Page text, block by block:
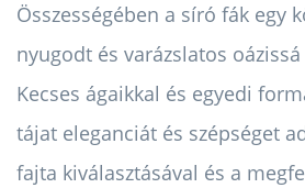
Összességében a síró fák egy
nyugodt és varázslatos
Kecses ágaikkal és egyedi
tájat eleganciát és szépséget
fajta kiválasztásával és a